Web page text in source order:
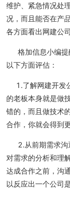
维护、紧急情况处
况，而且能否在产
各方面看出网建公
格加信息小编提
以下方面评估：
1.了解网建开发
的老板本身就是做
错的，而且做技术
合作，你就会得到
2.从前期需求沟
对需求的分析和理
达成合作之前，沟
以反应出一个公司